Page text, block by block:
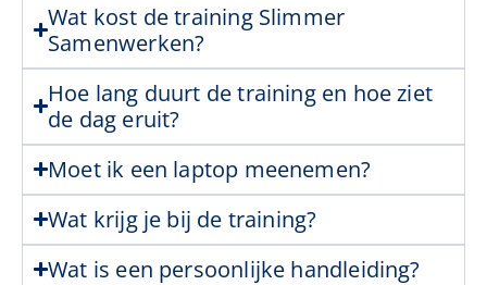
Wat kost de training Slimmer
Samenwerken?
Hoe lang duurt de training en hoe ziet
de dag eruit?
Moet ik een laptop meenemen?
Wat krijg je bij de training?
Wat is een persoonlijke handleiding?